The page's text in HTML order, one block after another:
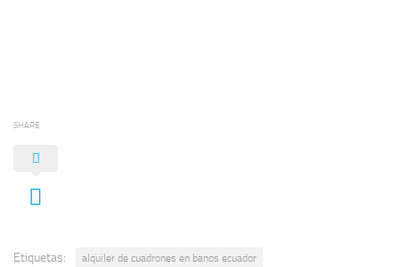
SHARE
Etiquetas: alquiler de cuadrones en banos ecuador